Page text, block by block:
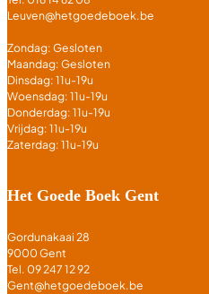
Leuven@hetgoedeboek.be
Zondag: Gesloten
Maandag: Gesloten
Dinsdag: 11u-19u
Woensdag: 11u-19u
Donderdag: 11u-19u
Vrijdag: 11u-19u
Zaterdag: 11u-19u
Het Goede Boek Gent
Gordunakaai 28
9000 Gent
Tel. 09 247 12 92
Gent@hetgoedeboek.be